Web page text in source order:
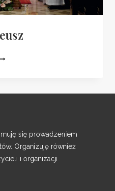
się prowadzeniem
Organizuję również
i organizacji